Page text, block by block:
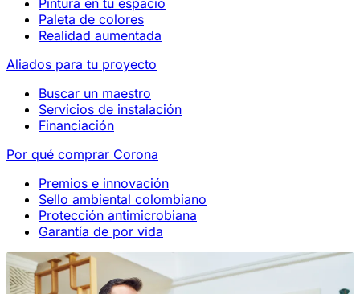
Pintura en tu espacio
Paleta de colores
Realidad aumentada
Aliados para tu proyecto
Buscar un maestro
Servicios de instalación
Financiación
Por qué comprar Corona
Premios e innovación
Sello ambiental colombiano
Protección antimicrobiana
Garantía de por vida